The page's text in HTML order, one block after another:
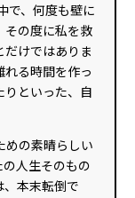
で、何度も壁に
その度に私を救
けではありま
る時間を作っ
りといった、自
めの素晴らしい
人生そのもの
本末転倒で